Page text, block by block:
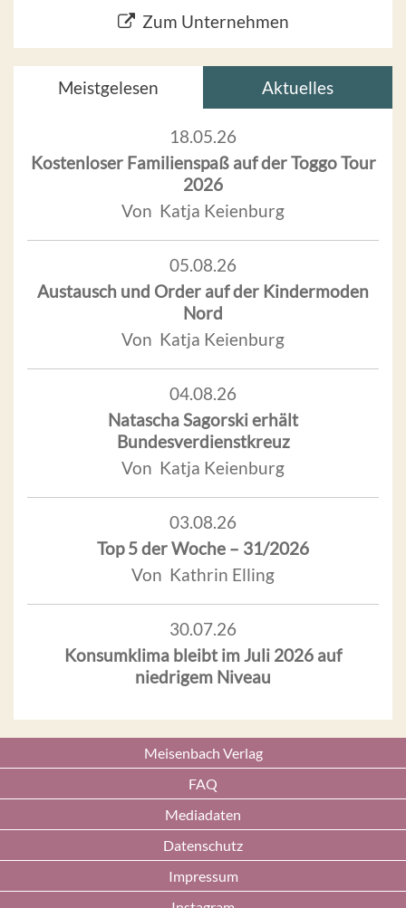
Zum Unternehmen
Meistgelesen Aktuelles
18.05.26
Kostenloser Familienspaß auf der Toggo Tour
2026
Von Katja Keienburg
05.08.26
Austausch und Order auf der Kindermoden
Nord
Von Katja Keienburg
04.08.26
Natascha Sagorski erhält
Bundesverdienstkreuz
Von Katja Keienburg
03.08.26
Top 5 der Woche – 31/2026
Von Kathrin Elling
30.07.26
Konsumklima bleibt im Juli 2026 auf
niedrigem Niveau
Meisenbach Verlag
FAQ
Mediadaten
Datenschutz
Impressum